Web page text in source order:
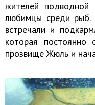
жителей подводной
любимцы среди рыб.
встречали и
которая
прозвище Жюль и